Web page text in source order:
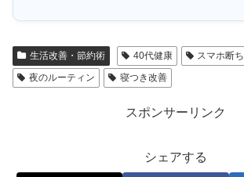
生活改善・節約術 40代健康 スマホ断ち
夜のルーティン
寝つき改善
スポンサーリンク
シェアする